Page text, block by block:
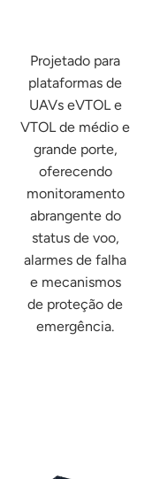
Projetado para
plataformas de
UAVs eVTOL e
VTOL de médio e
grande porte,
oferecendo
monitoramento
abrangente do
status de voo,
alarmes de falha
e mecanismos
de proteção de
emergência.